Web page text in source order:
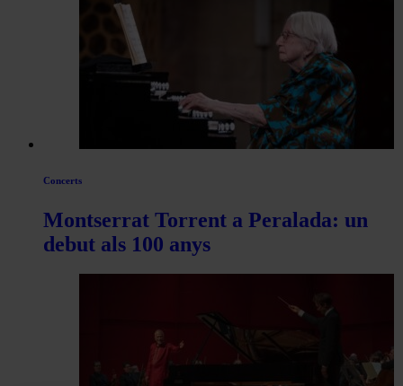
Concerts
Montserrat Torrent a Peralada: un
debut als 100 anys